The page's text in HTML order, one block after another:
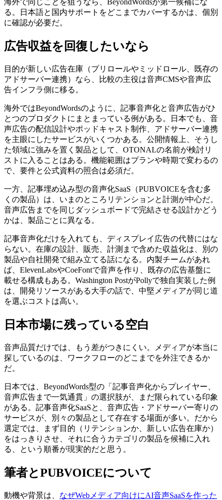
海外で同じことを狙うなら、BeyondWordsが第一候補にな
る。日本語と国内サポートをどこまでカバーするかは、個別
に確認が必要だ。
広告収益を回復したいなら
目的が新しい広告在庫（プリロールやミッドロール、既存の
アドサーバー連携）なら、比較の主役は音声CMSや音声広
告インフラ側に移る。
海外ではBeyondWordsのように、記事音声化と音声広告がひ
とつのプロダクトにまとまっている例がある。日本でも、音
声広告の配信設計やポッドキャスト制作、アドサーバー連携
を主眼にしたサービスがいくつかある。公開情報上、そうし
た領域に強みを置く製品として、OTONALの名前が検討リ
ストに入ることはある。機能範囲はプランや時期で変わるの
で、要件と公式資料の照合は必須だ。
一方、記事埋め込み型の音声化SaaS（PUBVOICEを含む多
くの製品）は、いまのところリテンションと計測が中心だ。
音声広告までを同じダッシュボードで完結させる設計かどう
かは、製品ごとに異なる。
記事音声化だけを入れても、ディスプレイ広告の代替にはな
らない。在庫の設計、販売、計測まで含めた収益化は、別の
製品や自社開発で組み立てる話になる。内製チームがあれ
ば、ElevenLabsやCoeFontで音声を作り、既存の広告基盤に
載せる構成もある。Washington PostがPollyで独自実装した例
は、開発リソースがある大手の話で、中堅メディアが同じ道
を選ぶコストは高い。
日本市場に残っている空白
音声品質だけでは、もう差がつきにくい。メディアが本当に
探しているのは、ワークフローのどこまでを外注できるか
だ。
日本では、BeyondWords型の「記事音声化からプレイヤー、
音声広告まで一気通貫」の選択肢が、まだ限られている印象
がある。記事音声化SaaSと、音声広告・アドサーバー寄りの
サービスが、別々の製品として存在する場面が多い。だから
選定では、まず目的（リテンションか、新しい広告在庫か）
をはっきりさせ、それに合うカテゴリの製品を候補に入れ
る、という順番が現実的だと思う。
筆者とPUBVOICEについて
動機や背景は、 なぜWebメディア向けにAI音声SaaSを作った